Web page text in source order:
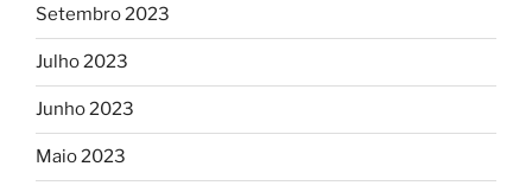
Setembro 2023
Julho 2023
Junho 2023
Maio 2023